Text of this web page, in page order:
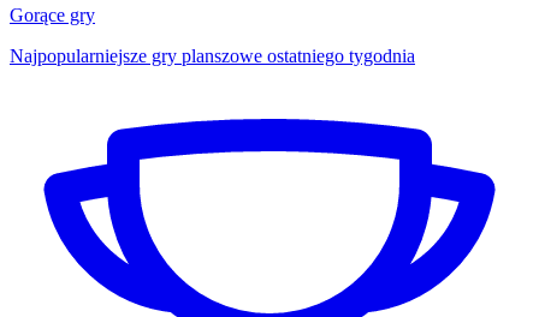
Gorące gry
Najpopularniejsze gry planszowe ostatniego tygodnia